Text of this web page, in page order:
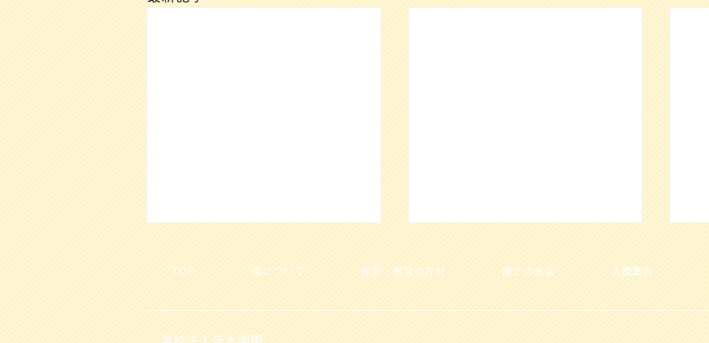
TOP 園について 保育・教育の方針 園での生活 入園案内